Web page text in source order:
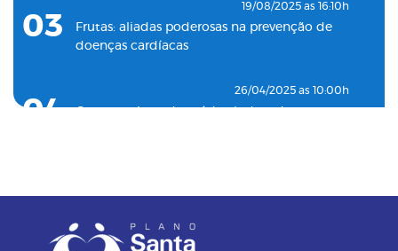
03
19/08/2025 as 16:10h
Frutas: aliadas poderosas na prevenção de
doenças cardíacas
04
26/04/2025 as 10:00h
05
Entenda o por que a pressão 12 por 8 passou